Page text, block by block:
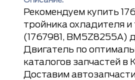
Рекомендуем купить
тройника охладителя и
(1767981, BM5Z8255A)
Двигатель по
каталогов запчастей в
Доставим